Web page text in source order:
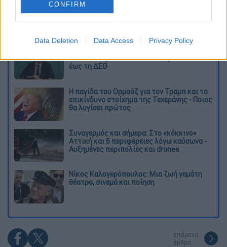
CONFIRM
Data Deletion Data Access Privacy Policy
αντεπίθεση του ΠΑΣΟΚ από την κοινωνία
έως τη ΔΕΘ
Η παγίδα του Ορμούζ για τον Τραμπ και το
επικίνδυνο στοίχημα της Τεχεράνης - Ποιος
θα λυγίσει πρώτος
Συναγερμός και σήμερα: Στο «κόκκινο»
Αττική και 6 περιφέρειες λόγω καύσωνα -
Αυξημένες περιπολίες και drones
Νίκος Καλογερόπουλος: Μια ζωή γεμάτη
θέατρο, σινεμά και ποίηση
επόμενο
άρθρο